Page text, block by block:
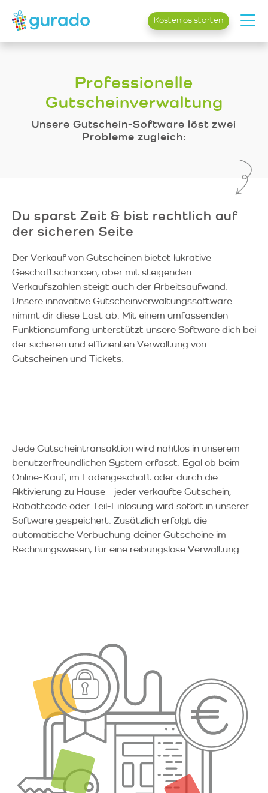
Kostenlos starten
Professionelle
Gutscheinverwaltung
Unsere Gutschein-Software löst zwei
Probleme zugleich:
Du sparst Zeit & bist rechtlich auf
der sicheren Seite
Der Verkauf von Gutscheinen bietet lukrative
Geschäftschancen, aber mit steigenden
Verkaufszahlen steigt auch der Arbeitsaufwand.
Unsere innovative Gutscheinverwaltungssoftware
nimmt dir diese Last ab. Mit einem umfassenden
Funktionsumfang unterstützt unsere Software dich bei
der sicheren und effizienten Verwaltung von
Gutscheinen und Tickets.
Jede Gutscheintransaktion wird nahtlos in unserem
benutzerfreundlichen System erfasst. Egal ob beim
Online-Kauf, im Ladengeschäft oder durch die
Aktivierung zu Hause - jeder verkaufte Gutschein,
Rabattcode oder Teil-Einlösung wird sofort in unserer
Software gespeichert. Zusätzlich erfolgt die
automatische Verbuchung deiner Gutscheine im
Rechnungswesen, für eine reibungslose Verwaltung.